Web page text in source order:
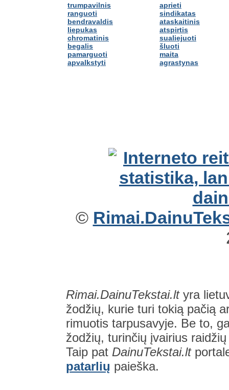
trumpavilnis
ranguoti
bendravaldis
liepukas
chromatinis
begalis
pamarguoti
apvalkstyti
aprieti
sindikatas
ataskaitinis
atspirtis
sualiejuoti
šluoti
maita
agrastynas
©
Rimai.DainuTekstai.ltyra
žodžių, kurie turi tokią pačią
rimuotis tarpusavyje. Be to,
žodžių, turinčių įvairius
Taip pat DainuTekstai.lt
patarlių paieška.